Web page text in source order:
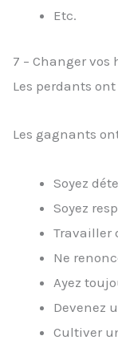
Etc.
7 – Changer vos
Les perdants
Les gagnants
Soyez
Soyez
Travailler
Ne
Ayez
Devenez
Cultiver